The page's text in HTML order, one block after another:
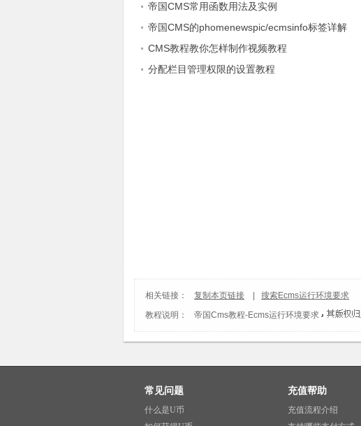
帝国CMS常用函数用法及实例
帝国CMS的phomenewspic/ecmsinfo标签详解
CMS教程教你怎样制作视频教程
分配栏目管理权限的设置教程
相关链接： 复制本页链接
搜索Ecms运行环境要求
教程说明：
帝国Cms教程-Ecms运行环境要求
常见问题
什么是U币
充值帮助
充值流程介绍